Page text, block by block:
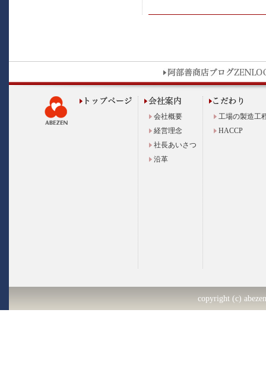
会社概要
経営理念
社長あいさつ
沿革
工場の製造工
HACCP
copyright (c)